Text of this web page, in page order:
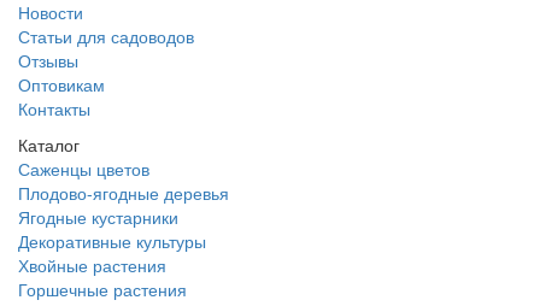
Новости
Статьи для садоводов
Отзывы
Оптовикам
Контакты
Каталог
Саженцы цветов
Плодово-ягодные деревья
Ягодные кустарники
Декоративные культуры
Хвойные растения
Горшечные растения